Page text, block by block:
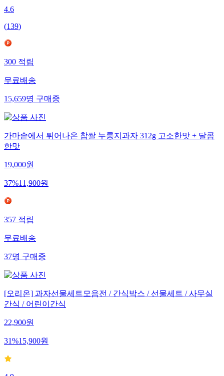
4.6
(139)
300적립
무료배송
15,659명구매중
가마솥에서 튀어나온 찹쌀 누룽지과자 312g 고소한맛 + 달콤
한맛
19,000원
37%11,900원
357적립
무료배송
37명구매중
[오리온] 과자선물세트모음전 / 간식박스 / 선물세트 / 사무실
간식 / 어린이간식
22,900원
31%15,900원